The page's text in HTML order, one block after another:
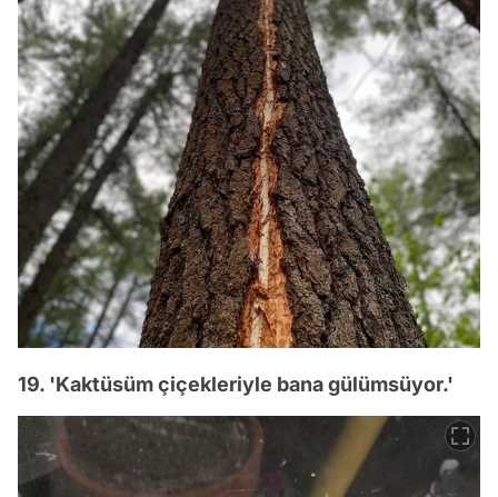
19. 'Kaktüsüm çiçekleriyle bana gülümsüyor.'